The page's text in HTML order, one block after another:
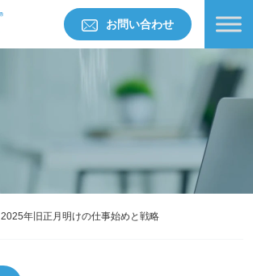
お問い合わせ
2025年旧正月明けの仕事始めと戦略